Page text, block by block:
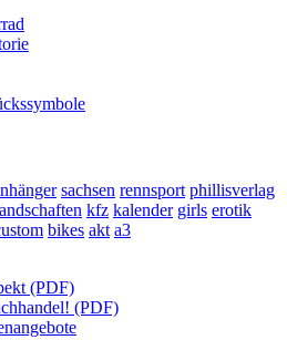
sachsen rennsport phillisverlag
kfz kalender girls erotik
bikes akt a3
(PDF)
(PDF)